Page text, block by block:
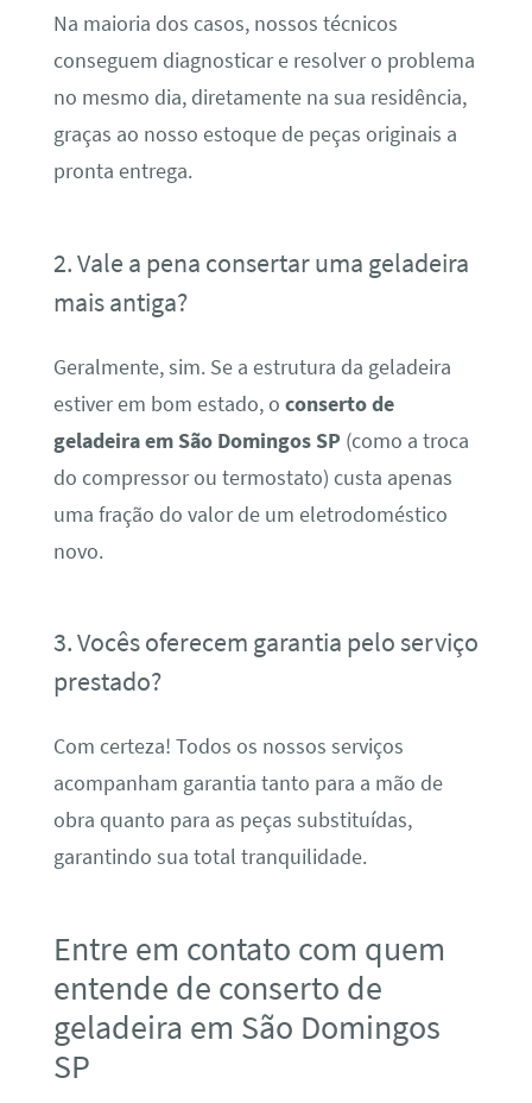
Na maioria dos casos, nossos técnicos
conseguem diagnosticar e resolver o problema
no mesmo dia, diretamente na sua residência,
graças ao nosso estoque de peças originais a
pronta entrega.
2. Vale a pena consertar uma geladeira
mais antiga?
Geralmente, sim. Se a estrutura da geladeira
estiver em bom estado, o conserto de
geladeira em São Domingos SP (como a troca
do compressor ou termostato) custa apenas
uma fração do valor de um eletrodoméstico
novo.
3. Vocês oferecem garantia pelo serviço
prestado?
Com certeza! Todos os nossos serviços
acompanham garantia tanto para a mão de
obra quanto para as peças substituídas,
garantindo sua total tranquilidade.
Entre em contato com quem
entende de conserto de
geladeira em São Domingos
SP